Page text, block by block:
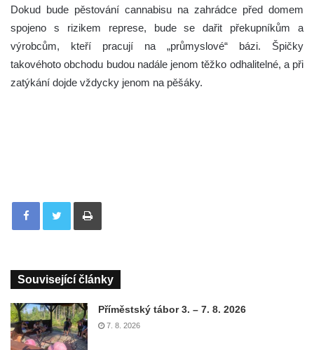
Dokud bude pěstování cannabisu na zahrádce před domem
spojeno s rizikem represe, bude se dařit překupníkům a
výrobcům, kteří pracují na „průmyslové“ bázi. Špičky
takovéhoto obchodu budou nadále jenom těžko odhalitelné, a při
zatýkání dojde vždycky jenom na pěšáky.
Tisknout
Související články
Příměstský tábor 3. – 7. 8. 2026
7. 8. 2026